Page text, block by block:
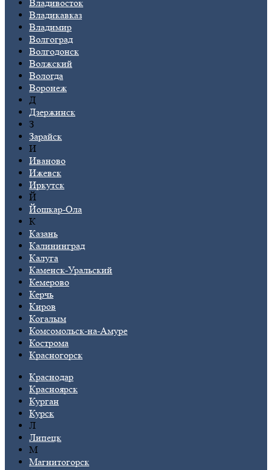
Владивосток
Владикавказ
Владимир
Волгоград
Волгодонск
Волжский
Вологда
Воронеж
Д
Дзержинск
З
Зарайск
И
Иваново
Ижевск
Иркутск
Й
Йошкар-Ола
К
Казань
Калининград
Калуга
Каменск-Уральский
Кемерово
Керчь
Киров
Когалым
Комсомольск-на-Амуре
Кострома
Красногорск
Краснодар
Красноярск
Курган
Курск
Л
Липецк
М
Магнитогорск